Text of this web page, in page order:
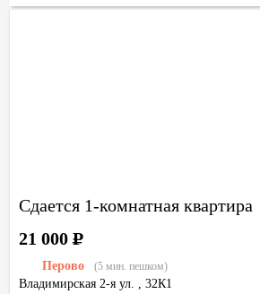
Сдается 1-комнатная квартира
Перово (5 мин. пешком)
Владимирская 2-я ул. , 32К1
21 000Р